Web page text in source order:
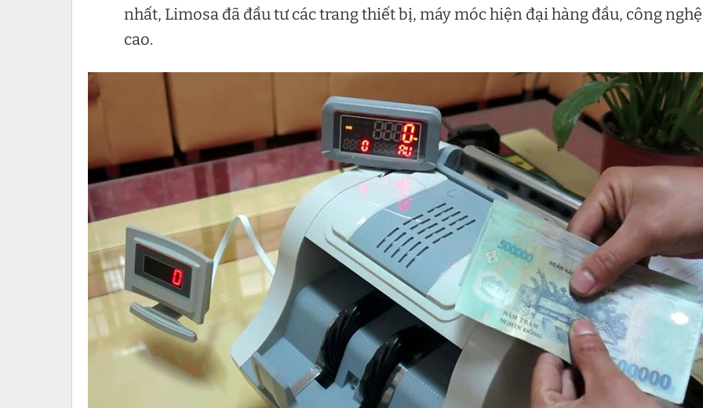
nhất, Limosa đã đầu tư các trang thiết bị, máy móc hiện đại hàng đầu, công nghệ
cao.